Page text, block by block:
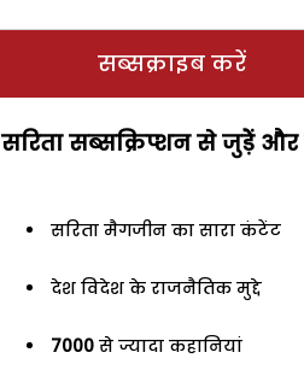
सब्सक्राइब करें
सरिता सब्सक्रिप्शन से जुड़ेें और
सरिता मैगजीन का सारा कंटेंट
देश विदेश के राजनैतिक मुद्दे
7000 से ज्यादा कहानियां